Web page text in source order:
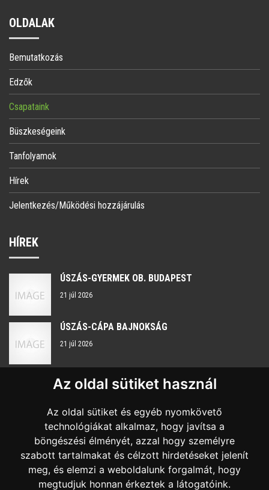
Az oldal sütiket használ
Az oldal sütiket és egyéb nyomkövető
technológiákat alkalmaz, hogy javítsa a
böngészési élményét, azzal hogy személyre
szabott tartalmakat és célzott hirdetéseket jelenít
meg, és elemzi a weboldalunk forgalmát, hogy
megtudjuk honnan érkeztek a látogatóink.
OLDALAK
Bemutatkozás
Edzők
Csapataink
Büszkeségeink
Tanfolyamok
Hírek
Jelentkezés/Működési hozzájárulás
HÍREK
ÚSZÁS-GYERMEK OB. BUDAPEST
21 júl 2026
ÚSZÁS-CÁPA BAJNOKSÁG
21 júl 2026
KAPCSOLAT
Nyitvatartás: H-P 8:00 - 16:00
+36 20 959 7483
sportkozpont@szombathelysport.hu